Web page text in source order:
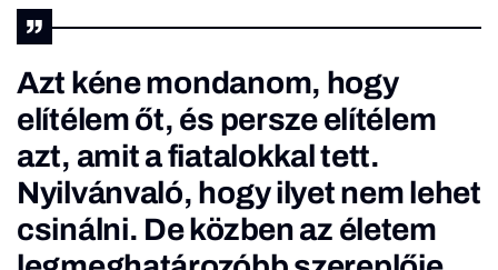
Azt kéne mondanom, hogy
elítélem őt, és persze elítélem
azt, amit a fiatalokkal tett.
Nyilvánvaló, hogy ilyet nem lehet
csinálni. De közben az életem